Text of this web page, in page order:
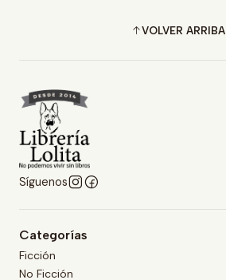
VOLVER ARRIBA
Síguenos
Categorías
Ficción
No Ficción